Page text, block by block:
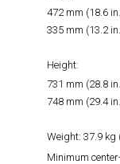
472 mm (18.6
335 mm (13.2
Height:
731 mm (28.8
748 mm (29.4
Weight: 37.9 kg
Minimum